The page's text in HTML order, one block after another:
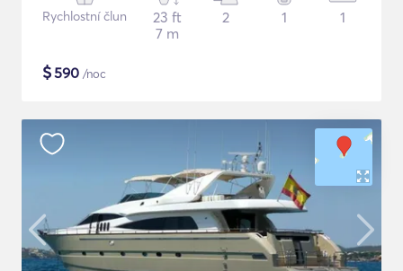
Rychlostní člun
23 ft
7 m
2 1 1
$590 /noc